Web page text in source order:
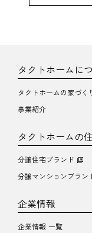
タクトホームに
タクトホームの家づく
事業紹介
タクトホームの
分譲住宅ブランド
分譲マンションブラン
企業情報
企業情報 一覧